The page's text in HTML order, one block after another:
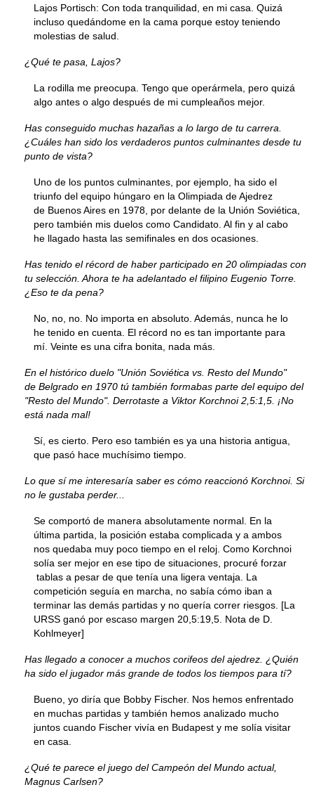
Lajos Portisch: Con toda tranquilidad, en mi casa. Quizá
incluso quedándome en la cama porque estoy teniendo
molestias de salud.
¿Qué te pasa, Lajos?
La rodilla me preocupa. Tengo que operármela, pero quizá
algo antes o algo después de mi cumpleaños mejor.
Has conseguido muchas hazañas a lo largo de tu carrera.
¿Cuáles han sido los verdaderos puntos culminantes desde tu
punto de vista?
Uno de los puntos culminantes, por ejemplo, ha sido el
triunfo del equipo húngaro en la Olimpiada de Ajedrez
de Buenos Aires en 1978, por delante de la Unión Soviética,
pero también mis duelos como Candidato. Al fin y al cabo
he llagado hasta las semifinales en dos ocasiones.
Has tenido el récord de haber participado en 20 olimpiadas con
tu selección. Ahora te ha adelantado el filipino Eugenio Torre.
¿Eso te da pena?
No, no, no. No importa en absoluto. Además, nunca he lo
he tenido en cuenta. El récord no es tan importante para
mí. Veinte es una cifra bonita, nada más.
En el histórico duelo "Unión Soviética vs. Resto del Mundo"
de Belgrado en 1970 tú también formabas parte del equipo del
"Resto del Mundo". Derrotaste a Viktor Korchnoi 2,5:1,5. ¡No
está nada mal!
Sí, es cierto. Pero eso también es ya una historia antigua,
que pasó hace muchísimo tiempo.
Lo que sí me interesaría saber es cómo reaccionó Korchnoi. Si
no le gustaba perder...
Se comportó de manera absolutamente normal. En la
última partida, la posición estaba complicada y a ambos
nos quedaba muy poco tiempo en el reloj. Como Korchnoi
solía ser mejor en ese tipo de situaciones, procuré forzar
tablas a pesar de que tenía una ligera ventaja. La
competición seguía en marcha, no sabía cómo iban a
terminar las demás partidas y no quería correr riesgos. [La
URSS ganó por escaso margen 20,5:19,5. Nota de D.
Kohlmeyer]
Has llegado a conocer a muchos corifeos del ajedrez. ¿Quién
ha sido el jugador más grande de todos los tiempos para tí?
Bueno, yo diría que Bobby Fischer. Nos hemos enfrentado
en muchas partidas y también hemos analizado mucho
juntos cuando Fischer vivía en Budapest y me solía visitar
en casa.
¿Qué te parece el juego del Campeón del Mundo actual,
Magnus Carlsen?